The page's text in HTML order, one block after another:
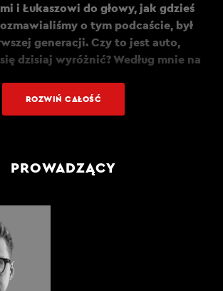
i Łukaszowi do głowy, jak gdzieś
o tym podcaście, był
generacji. Czy to jest auto,
dzisiaj wyróżnić? Według mnie na
że się wyróżnisz?
pewno będziemy mieli z Fiata Pandy
ROZWIŃ CAŁOŚĆ
PROWADZĄCY